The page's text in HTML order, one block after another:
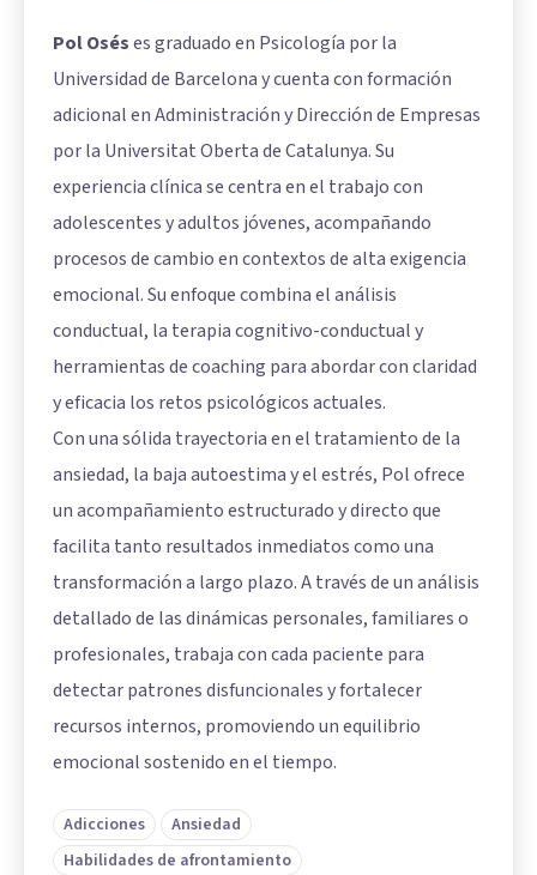
Pol Oséses graduado en Psicología por la
Universidad de Barcelona y cuenta con formación
adicional en Administración y Dirección de Empresas
por la Universitat Oberta de Catalunya. Su
experiencia clínica se centra en el trabajo con
adolescentes y adultos jóvenes, acompañando
procesos de cambio en contextos de alta exigencia
emocional. Su enfoque combina el análisis
conductual, la terapia cognitivo-conductual y
herramientas de coaching para abordar con claridad
y eficacia los retos psicológicos actuales.
Con una sólida trayectoria en el tratamiento de la
ansiedad, la baja autoestima y el estrés, Pol ofrece
un acompañamiento estructurado y directo que
facilita tanto resultados inmediatos como una
transformación a largo plazo. A través de un análisis
detallado de las dinámicas personales, familiares o
profesionales, trabaja con cada paciente para
detectar patrones disfuncionales y fortalecer
recursos internos, promoviendo un equilibrio
emocional sostenido en el tiempo.
Adicciones
Ansiedad
Habilidades de afrontamiento